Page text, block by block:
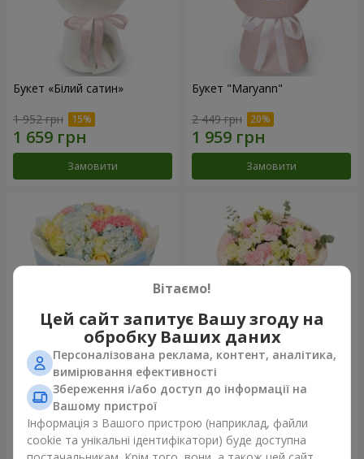
Букет «Білий сатин»
1 952 грн
Замовити
Букет "Maryann"
2 449 грн
Замовити
Букет "Небесна блакить"
5 783 грн
Замовити
Букет "Secret"
Замовити
Вітаємо!
Цей сайт запитує Вашу згоду на
обробку Ваших даних
Персоналізована реклама, контент, аналітика,
вимірювання ефективності
Збереження і/або доступ до інформації на
Вашому пристрої
Інформація з Вашого пристрою (наприклад, файли
cookie та унікальні ідентифікатори) буде доступна